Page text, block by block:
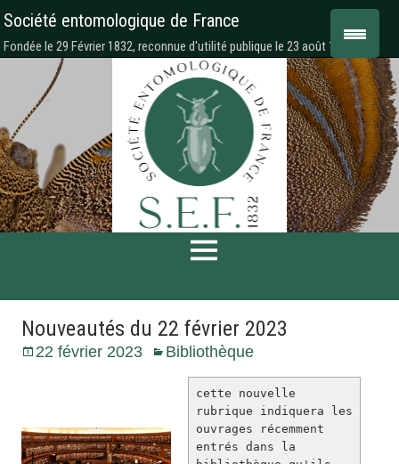
Société entomologique de France
Fondée le 29 Février 1832, reconnue d'utilité publique le 23 août 1878
Nouveautés du 22 février 2023
22 février 2023 Bibliothèque
cette nouvelle
rubrique indiquera les
ouvrages récemment
entrés dans la